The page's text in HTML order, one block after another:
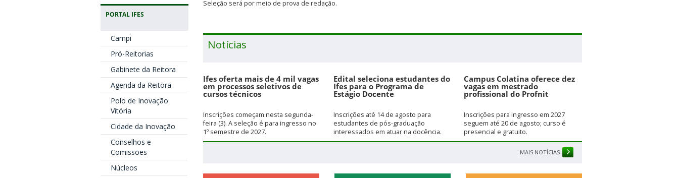
PORTAL IFES
Campi
Pró-Reitorias
Gabinete da Reitora
Agenda da Reitora
Polo de Inovação
Vitória
Cidade da Inovação
Conselhos e
Comissões
Núcleos
Seleção será por meio de prova de redação.
Notícias
Ifes oferta mais de 4 mil vagas
em processos seletivos de
cursos técnicos
Inscrições começam nesta segunda-
feira (3). A seleção é para ingresso no
1º semestre de 2027.
Edital seleciona estudantes do
Ifes para o Programa de
Estágio Docente
Inscrições até 14 de agosto para
estudantes de pós-graduação
interessados em atuar na docência.
Campus Colatina oferece dez
vagas em mestrado
profissional do Profnit
Inscrições para ingresso em 2027
seguem até 20 de agosto; curso é
presencial e gratuito.
MAIS NOTÍCIAS